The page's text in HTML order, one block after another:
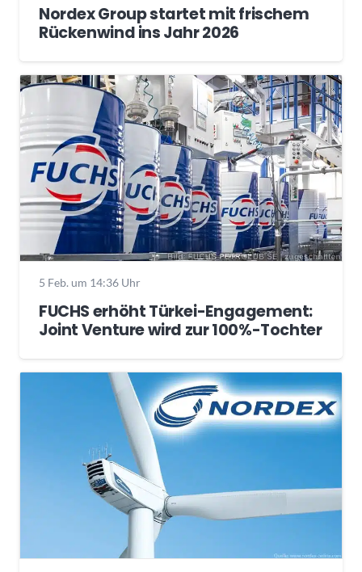
Nordex Group startet mit frischem
Rückenwind ins Jahr 2026
5 Feb. um 14:36 Uhr
FUCHS erhöht Türkei-Engagement:
Joint Venture wird zur 100%-Tochter